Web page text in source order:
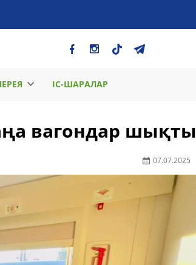
ІС-ШАРАЛАР
вагондар шықты
07.07.2025